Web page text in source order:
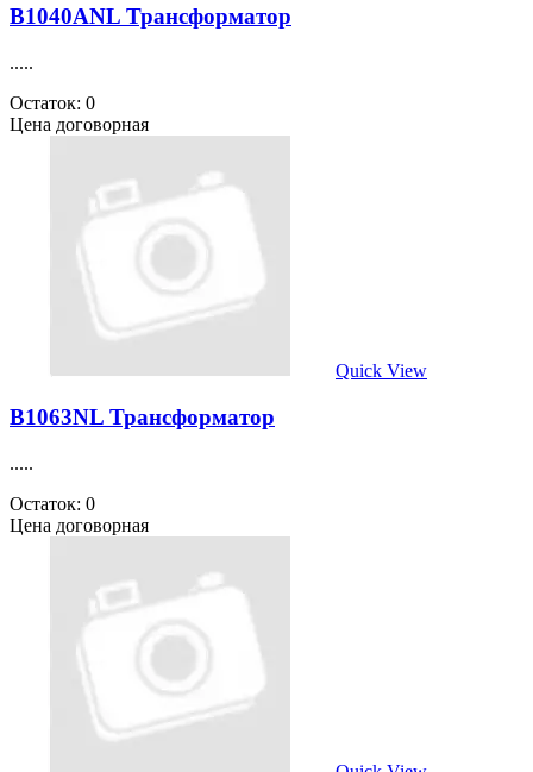
B1040ANL Трансформатор
.....
Остаток: 0
Цена договорная
Quick View
B1063NL Трансформатор
.....
Остаток: 0
Цена договорная